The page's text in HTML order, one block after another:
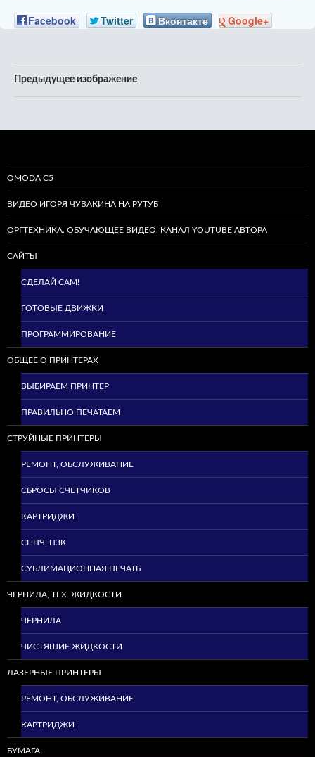
Facebook Twitter Вконтакте Google+
Предыдущее изображение
OMODA C5
ВИДЕО ИГОРЯ ЧУВАКИНА НА РУТУБ
ОРГТЕХНИКА. ОБУЧАЮЩЕЕ ВИДЕО. КАНАЛ YOUTUBE АВТОРА
САЙТЫ
СДЕЛАЙ САМ!
ГОТОВЫЕ ДВИЖКИ
ПРОГРАММИРОВАНИЕ
ОБЩЕЕ О ПРИНТЕРАХ
ВЫБИРАЕМ ПРИНТЕР
ПРАВИЛЬНО ПЕЧАТАЕМ
СТРУЙНЫЕ ПРИНТЕРЫ
РЕМОНТ, ОБСЛУЖИВАНИЕ
СБРОСЫ СЧЕТЧИКОВ
КАРТРИДЖИ
СНПЧ, ПЗК
СУБЛИМАЦИОННАЯ ПЕЧАТЬ
ЧЕРНИЛА, ТЕХ. ЖИДКОСТИ
ЧЕРНИЛА
ЧИСТЯЩИЕ ЖИДКОСТИ
ЛАЗЕРНЫЕ ПРИНТЕРЫ
РЕМОНТ, ОБСЛУЖИВАНИЕ
КАРТРИДЖИ
БУМАГА